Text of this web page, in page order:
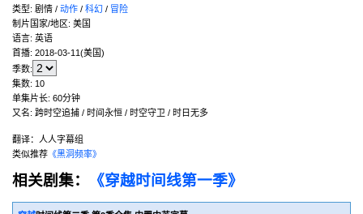
类型: 剧情 / 动作 / 科幻 / 冒险
制片国家/地区: 美国
语言: 英语
首播: 2018-03-11(美国)
季数:
集数: 10
单集片长: 60分钟
又名: 跨时空追捕 / 时间永恒 / 时空守卫 / 时日无多
翻译：人人字幕组
类似推荐 《黑洞频率》
相关剧集： 《穿越时间线第一季》